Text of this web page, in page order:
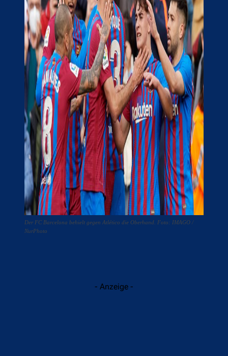
Der FC Barcelona behielt gegen Atlético die Oberhand. Foto: IMAGO /
NurPhoto
- Anzeige -